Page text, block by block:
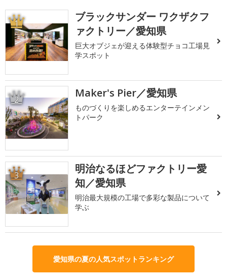
1
ブラックサンダー ワクザクフ
ァクトリー／愛知県
巨大オブジェが迎える体験型チョコ工場見
学スポット
2 Maker's Pier／愛知県
ものづくりを楽しめるエンターテインメン
トパーク
3
明治なるほどファクトリー愛
知／愛知県
明治最大規模の工場で多彩な製品について
学ぶ
愛知県の夏の人気スポットランキング